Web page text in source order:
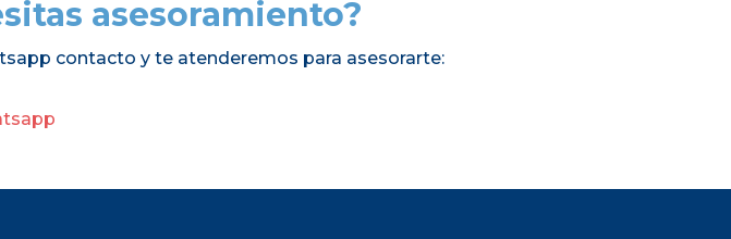
asesoramiento?
contacto y te atenderemos para asesorarte: